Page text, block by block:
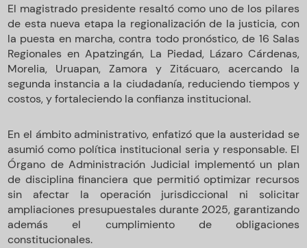
El magistrado presidente resaltó como uno de los pilares
de esta nueva etapa la regionalización de la justicia, con
la puesta en marcha, contra todo pronóstico, de 16 Salas
Regionales en Apatzingán, La Piedad, Lázaro Cárdenas,
Morelia, Uruapan, Zamora y Zitácuaro, acercando la
segunda instancia a la ciudadanía, reduciendo tiempos y
costos, y fortaleciendo la confianza institucional.
En el ámbito administrativo, enfatizó que la austeridad se
asumió como política institucional seria y responsable. El
Órgano de Administración Judicial implementó un plan
de disciplina financiera que permitió optimizar recursos
sin afectar la operación jurisdiccional ni solicitar
ampliaciones presupuestales durante 2025, garantizando
además el cumplimiento de obligaciones
constitucionales.